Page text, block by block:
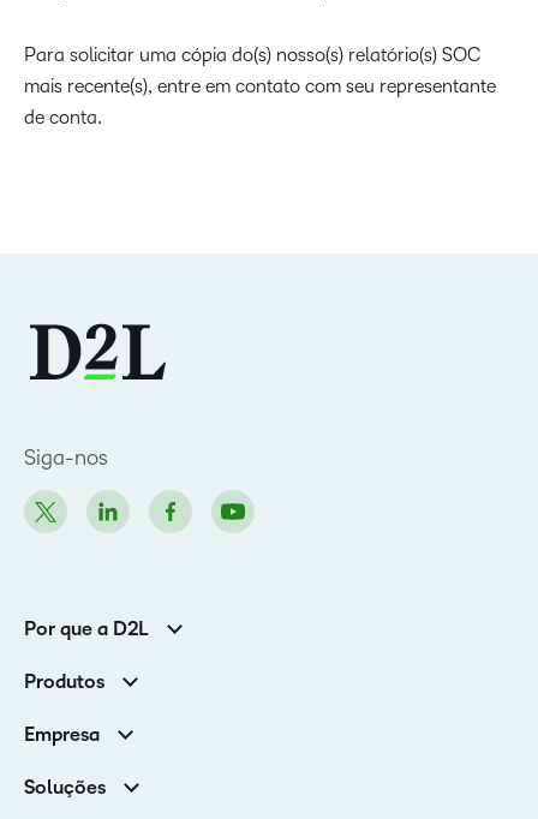
Para solicitar uma cópia do(s) nosso(s) relatório(s) SOC
mais recente(s), entre em contato com seu representante
de conta.
Siga-nos
Por que a D2L
Clientes de associações
Produtos
Serviços e suporte
Nuvem Brightspace
Empresa
Contato e unidades
Soluções